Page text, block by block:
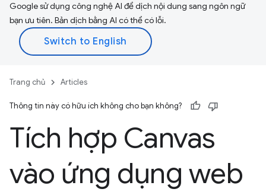
Google sử dụng công nghệ AI để dịch nội dung sang ngôn ngữ
bạn ưu tiên. Bản dịch bằng AI có thể có lỗi.
Trang chủ Articles
Thông tin này có hữu ích không cho bạn không?
Tích hợp Canvas
vào ứng dụng web